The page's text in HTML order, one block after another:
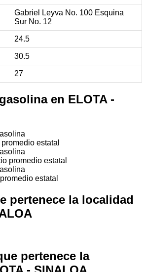
Gabriel Leyva No. 100 Esquina
Sur No. 12
24.5
30.5
27
en ELOTA -
estatal
promedio estatal
estatal
pertenece la localidad
pertenece la